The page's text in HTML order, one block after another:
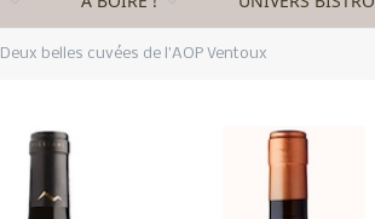
Deux belles cuvées de l’AOP Ventoux